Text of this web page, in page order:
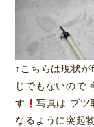
↑こちらは現状
じでもないので
す
写真は ブツ
なるように突起